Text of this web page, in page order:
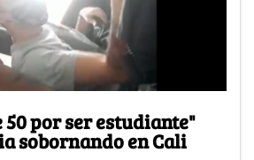
50 por ser estudiante"
sobornando en Cali